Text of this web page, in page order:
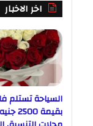
اخر الاخبار
السياحة تستلم
بقيمة